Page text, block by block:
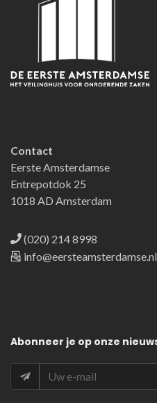
Contact
Eerste Amsterdamse
Entrepotdok 25
1018 AD Amsterdam
(020) 214 8998
info@eersteamsterdamse.nl
Abonneer je op onze